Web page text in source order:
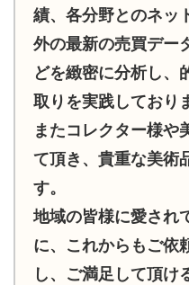
績、各分野とのネッ
外の最新の売買デー
どを緻密に分析し、
取りを実践しており
またコレクター様や
て頂き、貴重な美術
す。
地域の皆様に愛され
に、これからもご依
し、ご満足して頂け